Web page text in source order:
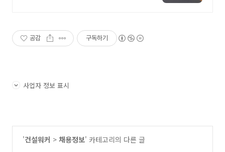
공감 구독하기
사업자 정보 표시
'건설워커 > 채용정보' 카테고리의 다른 글